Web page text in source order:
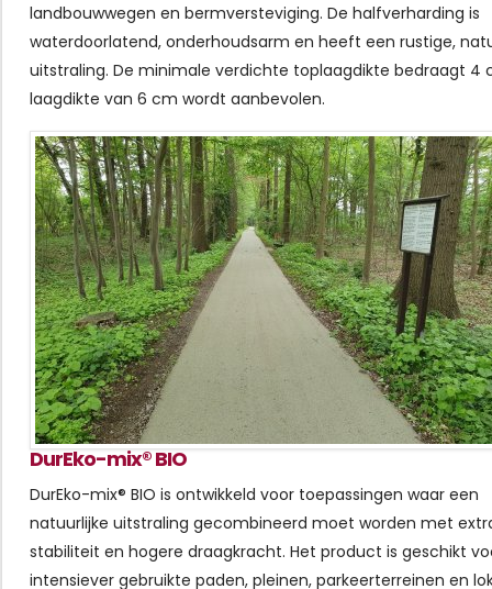
landbouwwegen en bermversteviging. De halfverharding is
waterdoorlatend, onderhoudsarm en heeft een rustige,
uitstraling. De minimale verdichte toplaagdikte bedraagt 4
laagdikte van 6 cm wordt aanbevolen.
DurEko-mix® BIO
DurEko-mix® BIO is ontwikkeld voor toepassingen waar een
natuurlijke uitstraling gecombineerd moet worden met
stabiliteit en hogere draagkracht. Het product is geschikt
intensiever gebruikte paden, pleinen, parkeerterreinen en